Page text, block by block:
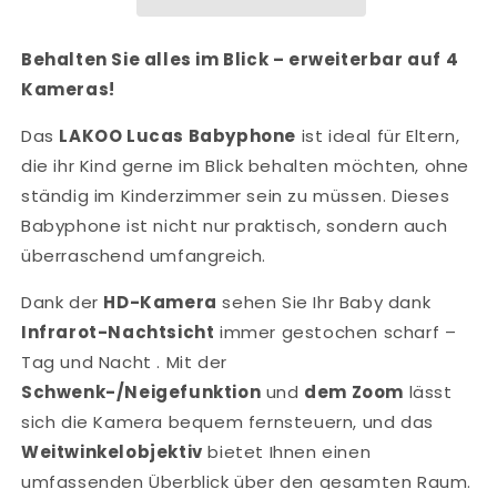
monitor
monitor
Behalten Sie alles im Blick – erweiterbar auf 4
Kameras!
Das LAKOO Lucas Babyphone ist ideal für Eltern,
die ihr Kind gerne im Blick behalten möchten, ohne
ständig im Kinderzimmer sein zu müssen. Dieses
Babyphone ist nicht nur praktisch, sondern auch
überraschend umfangreich.
Dank der HD-Kamera sehen Sie Ihr Baby dank
Infrarot-Nachtsicht immer gestochen scharf –
Tag und Nacht . Mit der
Schwenk-/Neigefunktion und dem Zoom lässt
sich die Kamera bequem fernsteuern, und das
Weitwinkelobjektiv bietet Ihnen einen
umfassenden Überblick über den gesamten Raum.